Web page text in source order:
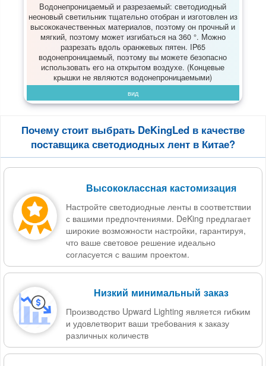
Водонепроницаемый и разрезаемый: светодиодный
неоновый светильник тщательно отобран и изготовлен из
высококачественных материалов, поэтому он прочный и
мягкий, поэтому может изгибаться на 360 °. Можно
разрезать вдоль оранжевых пятен. IP65
водонепроницаемый, поэтому вы можете безопасно
использовать его на открытом воздухе. (Концевые
крышки не являются водонепроницаемыми)
вид
Почему стоит выбрать DeKingLed в качестве
поставщика светодиодных лент в Китае?
Высококлассная кастомизация
Настройте светодиодные ленты в соответствии
с вашими предпочтениями. DeKing предлагает
широкие возможности настройки, гарантируя,
что ваше световое решение идеально
согласуется с вашим проектом.
Низкий минимальный заказ
Производство Upward Lighting является гибким
и удовлетворит ваши требования к заказу
различных количеств